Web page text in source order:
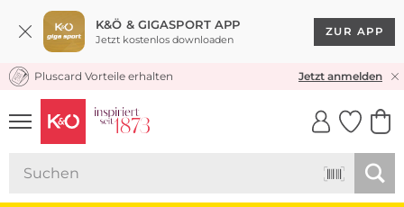
K&Ö & GIGASPORT APP
Jetzt kostenlos downloaden
ZUR APP
KOSTENLOSER VERSAND* & RÜCKVERSAND
Pluscard Vorteile erhalten Jetzt anmelden
UNSERE APP
CLICK &